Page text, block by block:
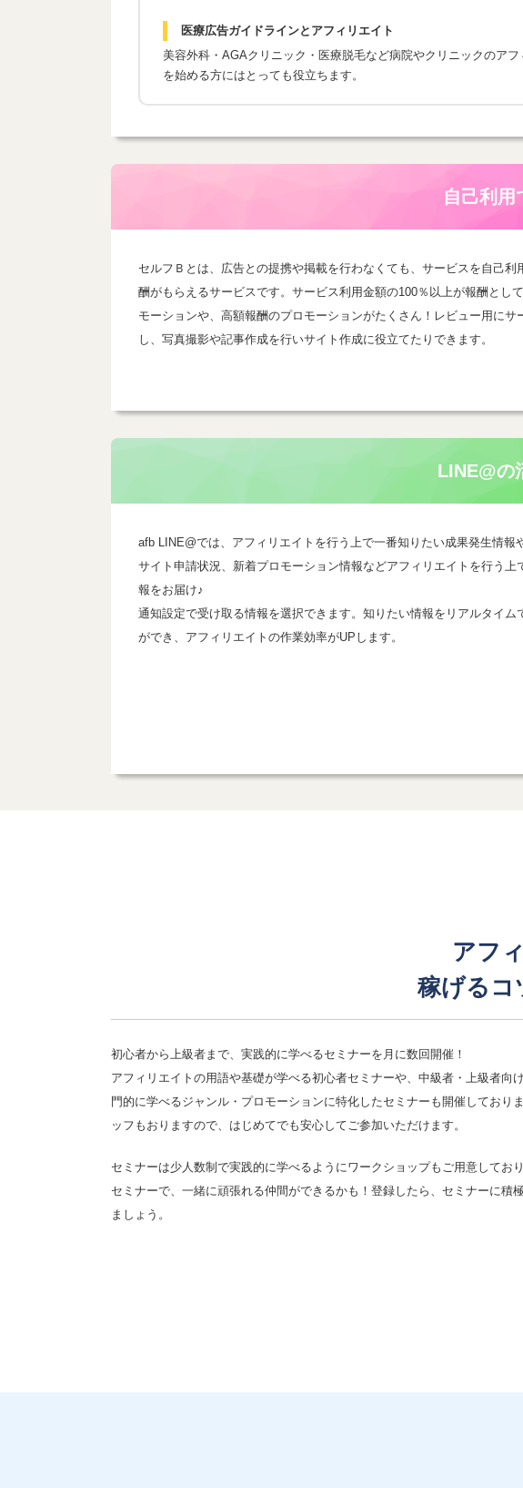
医療広告ガイドラインとアフィリエイト
美容外科・AGAクリニック・医療脱毛など病院やクリニックのアフ
を始める方にはとっても役立ちます。
自己利用
セルフＢとは、広告との提携や掲載を行わなくても、サービスを自己利
酬がもらえるサービスです。サービス利用金額の100％以上が報酬とし
モーションや、高額報酬のプロモーションがたくさん！レビュー用にサ
し、写真撮影や記事作成を行いサイト作成に役立てたりできます。
LINE@の
afb LINE@では、アフィリエイトを行う上で一番知りたい成果発生情報
サイト申請状況、新着プロモーション情報などアフィリエイトを行う上
報をお届け♪
通知設定で受け取る情報を選択できます。知りたい情報をリアルタイム
ができ、アフィリエイトの作業効率がUPします。
アフ
稼げるコ
初心者から上級者まで、実践的に学べるセミナーを月に数回開催！
アフィリエイトの用語や基礎が学べる初心者セミナーや、中級者・上級者向
門的に学べるジャンル・プロモーションに特化したセミナーも開催しており
ッフもおりますので、はじめてでも安心してご参加いただけます。
セミナーは少人数制で実践的に学べるようにワークショップもご用意しており
セミナーで、一緒に頑張れる仲間ができるかも！登録したら、セミナーに積
ましょう。